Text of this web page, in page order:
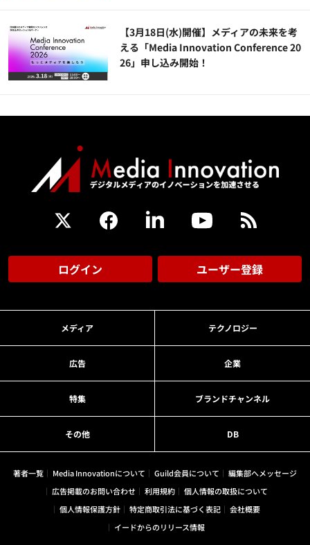
【3月18日(水)開催】メディアの未来を考
える「Media Innovation Conference 20
26」申し込み開始！
ログイン ユーザー登録
メディア テクノロジー
広告 企業
特集 ブランドチャンネル
その他 DB
著者一覧 Media Innovationについて Guild会員について
編集部へメッセージ
広告掲載のお問い合わせ
利用規約
個人情報の取扱について
個人情報保護方針
特定商取引法に基づく表記
会社概要
イードからのリリース情報